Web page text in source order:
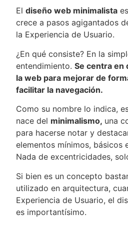
El diseño web minimalista
crece a pasos agigantados
la Experiencia de Usuario.
¿En qué consiste? En la
entendimiento. Se centra en
la web para mejorar de
facilitar la navegación.
Como su nombre lo indica,
nace del minimalismo, una
para hacerse notar y
elementos mínimos, básicos
Nada de excentricidades,
Si bien es un concepto
utilizado en arquitectura,
Experiencia de Usuario, el
es importantísimo.